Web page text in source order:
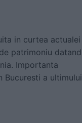
in curtea actualei
patrimoniu datand
Importanta
a ultimului